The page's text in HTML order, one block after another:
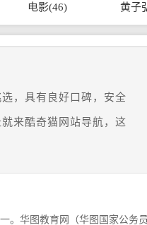
电影(46) 黄子
，具有良好口碑，安全
来酷奇猫网站导航，这
。华图教育网（华图国家公务员